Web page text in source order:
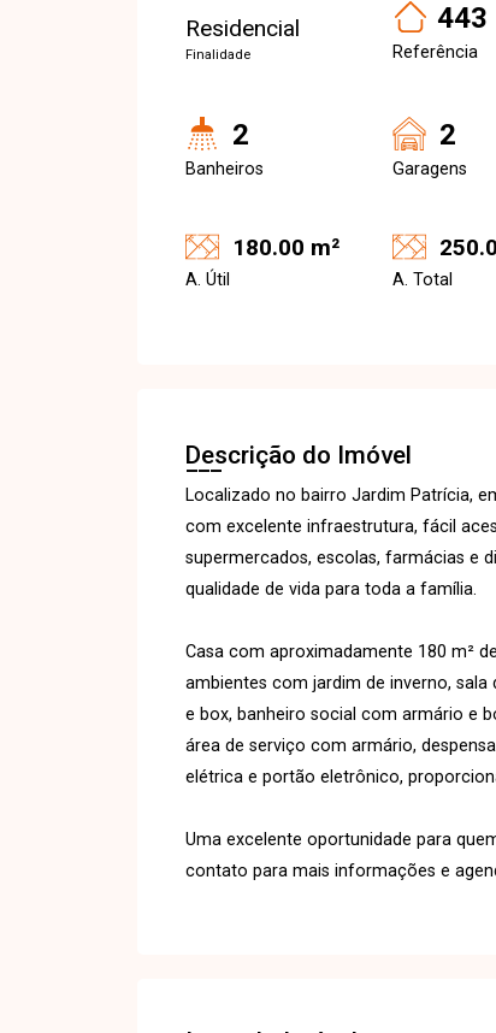
Residencial
Finalidade
443
Referência
2
Banheiros
2
Garagens
180.00 m²
A. Útil A. Total
Descrição do Imóvel
Localizado no bairro Jardim Patrícia,
com excelente infraestrutura, fácil
supermercados, escolas, farmácias e
qualidade de vida para toda a família.
Casa com aproximadamente 180 m²
ambientes com jardim de inverno,
e box, banheiro social com armário e
área de serviço com armário,
elétrica e portão eletrônico,
Uma excelente oportunidade para
contato para mais informações e